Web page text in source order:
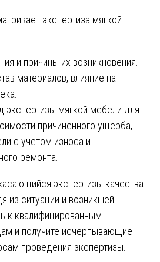
экспертиза мягкой
и причины их возникновения.
материалов, влияние на
экспертизы мягкой мебели для
причиненного ущерба,
с учетом износа и
ремонта.
экспертизы качества
из ситуации и возникшей
к квалифицированным
и получите исчерпывающие
проведения экспертизы.